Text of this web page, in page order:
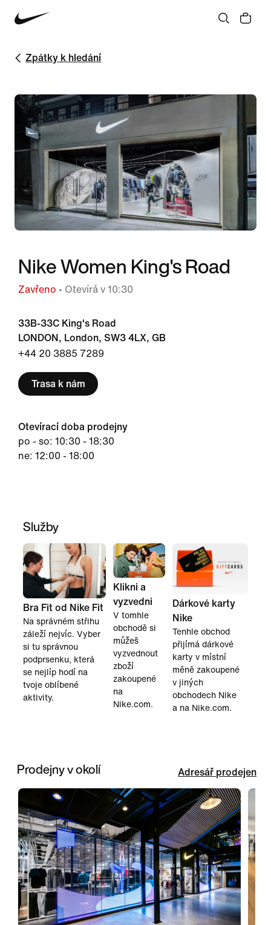
Zpátky k hledání
Nike Women King's Road
Zavřeno • Otevírá v 10:30
33B-33C King's Road
LONDON, London, SW3 4LX, GB
+44 20 3885 7289
Trasa k nám
Otevírací doba prodejny
po - so: 10:30 - 18:30
ne: 12:00 - 18:00
Služby
Bra Fit od Nike Fit
Na správném střihu
záleží nejvíc. Vyber
si tu správnou
podprsenku, která
se nejlíp hodí na
tvoje oblíbené
aktivity.
Klikni a
vyzvedni
V tomhle
obchodě si
můžeš
vyzvednout
zboží
zakoupené
na
Nike.com.
Dárkové karty
Nike
Tenhle obchod
přijímá dárkové
karty v místní
měně zakoupené
v jiných
obchodech Nike
a na Nike.com.
Prodejny v okolí Adresář prodejen